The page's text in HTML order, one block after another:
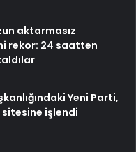
aktarmasız
rekor: 24 saatten
Yeni Parti,
sitesine işlendi